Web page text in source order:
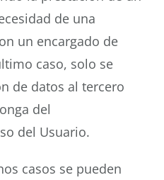
de una
un encargado de
caso, solo se
de datos al tercero
del
del Usuario.
casos se pueden